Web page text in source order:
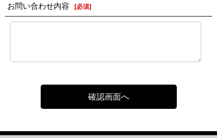
お問い合わせ内容 [必須]
確認画面へ